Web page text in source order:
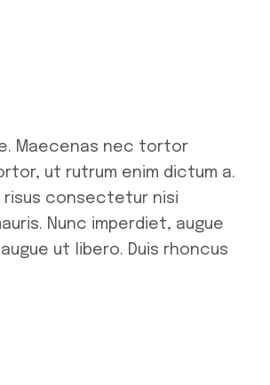
Maecenas nec tortor
ut rutrum enim dictum a.
risus consectetur nisi
Nunc imperdiet, augue
ut libero. Duis rhoncus